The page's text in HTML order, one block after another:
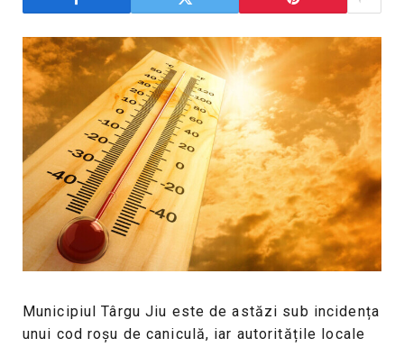
Municipiul Târgu Jiu este de astăzi sub incidența
unui cod roșu de caniculă, iar autoritățile locale